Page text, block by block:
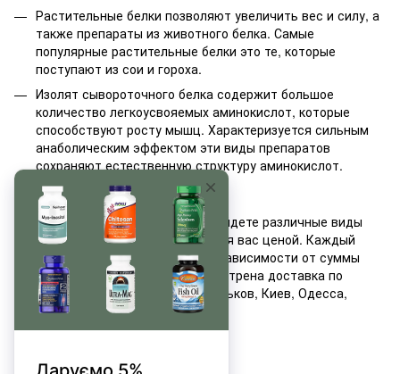
Растительные белки позволяют увеличить вес и силу, а
также препараты из животного белка. Самые
популярные растительные белки это те, которые
поступают из сои и гороха.
Изолят сывороточного белка содержит большое
количество легкоусвояемых аминокислот, которые
способствуют росту мышц. Характеризуется сильным
анаболическим эффектом эти виды препаратов
сохраняют естественную структуру аминокислот.
Доступная цена
В нашем интернет магазине вы найдете различные виды
протеина скайтек, с выгодными для вас ценой. Каждый
клиент может получить скидку в зависимости от суммы
заказа. Для покупателей предусмотрена доставка по
городу и доставка по Украине: Харьков, Киев, Одесса,
Полтава, Николаев, Херсон.